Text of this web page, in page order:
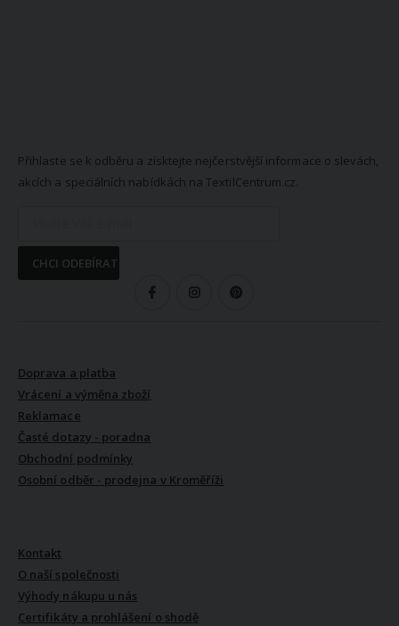
Přihlaste se k odběru a získtejte nejčerstvější informace o slevách,
akcích a speciálních nabídkách na TextilCentrum.cz.
CHCI ODEBÍRAT
Doprava a platba
Vrácení a výměna zboží
Reklamace
Časté dotazy - poradna
Obchodní podmínky
Osobní odběr - prodejna v Kroměříži
Kontakt
O naší společnosti
Výhody nákupu u nás
Certifikáty a prohlášení o shodě